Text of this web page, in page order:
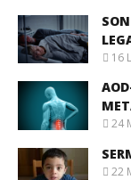
16
24
22